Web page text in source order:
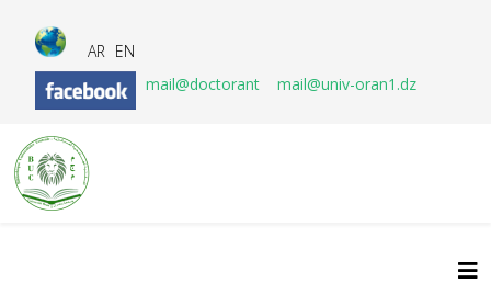
AR EN
mail@doctorant
mail@univ-oran1.dz